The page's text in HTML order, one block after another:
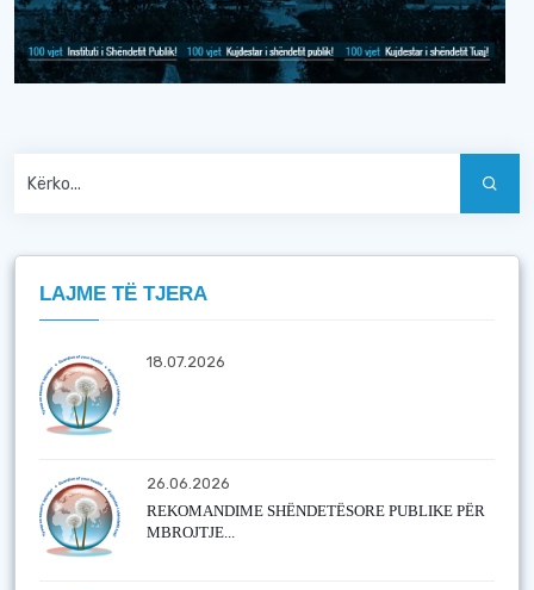
LAJME TË TJERA
18.07.2026
26.06.2026
REKOMANDIME SHËNDETËSORE PUBLIKE PËR
MBROJTJE...